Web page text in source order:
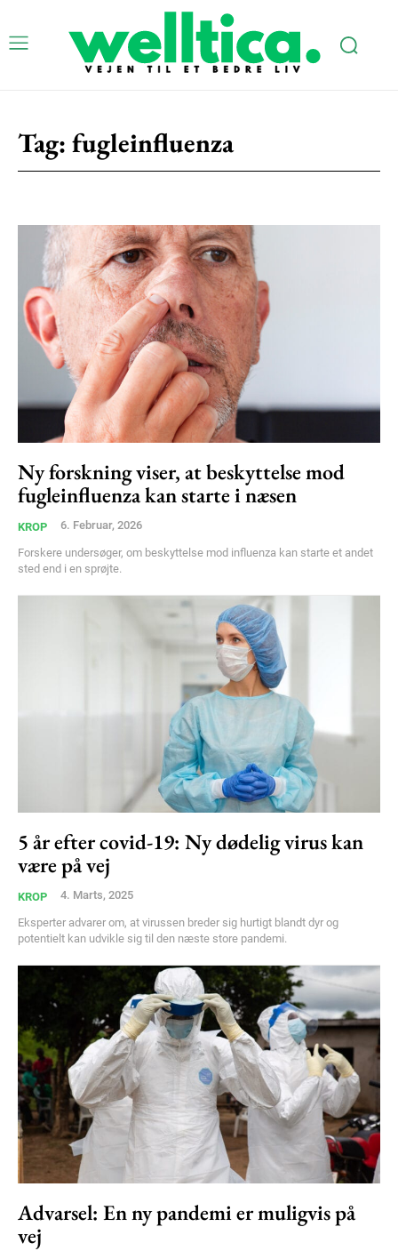
Subscription Plans
Free limited access
Gratis
Etiam est nibh, lobortis sit
Praesent euismod ac
Ut mollis pellentesque tortor
Nullam eu erat condimentum
Donec quis est ac felis
Orci varius natoque dolor
Member full access
Tag: fugleinfluenza
Ny forskning viser, at beskyttelse mod
fugleinfluenza kan starte i næsen
KROP 6. Februar, 2026
Forskere undersøger, om beskyttelse mod influenza kan starte et andet
sted end i en sprøjte.
5 år efter covid-19: Ny dødelig virus kan
være på vej
KROP 4. Marts, 2025
Eksperter advarer om, at virussen breder sig hurtigt blandt dyr og
potentielt kan udvikle sig til den næste store pandemi.
Advarsel: En ny pandemi er muligvis på
vej